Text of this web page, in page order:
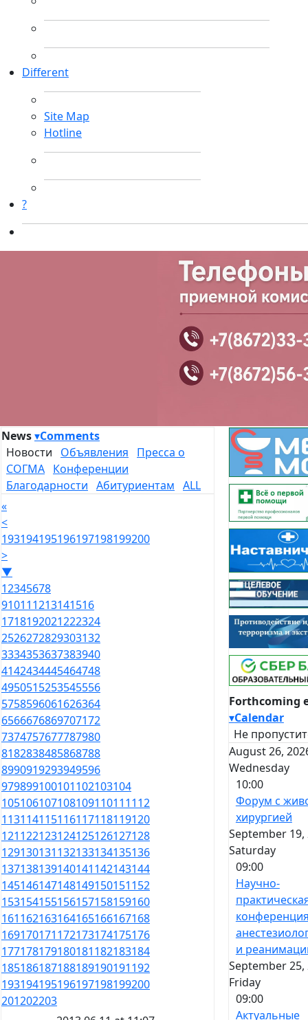
Different
Site Map
Hotline
?
News▾Comments
Новости Объявления
Пресса о
СОГМА Конференции
Благодарности Абитуриентам ALL
«
<
193194195196197198199200
>
▼
12345678
910111213141516
1718192021222324
2526272829303132
3334353637383940
4142434445464748
4950515253545556
5758596061626364
6566676869707172
7374757677787980
8182838485868788
8990919293949596
979899100101102103104
105106107108109110111112
113114115116117118119120
121122123124125126127128
129130131132133134135136
137138139140141142143144
145146147148149150151152
153154155156157158159160
161162163164165166167168
169170171172173174175176
177178179180181182183184
185186187188189190191192
193194195196197198199200
201202203
Forthcoming
▾Calendar
Не
August 26,
Wednesday
10:00
Форум с
хирургией
September 19,
Saturday
09:00
Научно-
и
September 25,
Friday
09:00
Актуальные